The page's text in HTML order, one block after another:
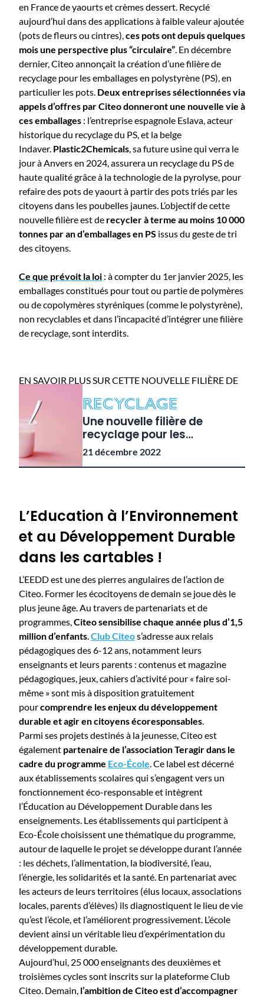
en France de yaourts et crèmes dessert. Recyclé
aujourd’hui dans des applications à faible valeur ajoutée
(pots de fleurs ou cintres), ces pots ont depuis quelques
mois une perspective plus “circulaire” . En décembre
dernier, Citeo annonçait la création d’une filière de
recyclage pour les emballages en polystyrène (PS), en
particulier les pots. Deux entreprises sélectionnées via
appels d’offres par Citeo donneront une nouvelle vie à
ces emballages : l’entreprise espagnole Eslava, acteur
historique du recyclage du PS, et la belge
Indaver. Plastic2Chemicals , sa future usine qui verra le
jour à Anvers en 2024, assurera un recyclage du PS de
haute qualité grâce à la technologie de la pyrolyse, pour
refaire des pots de yaourt à partir des pots triés par les
citoyens dans les poubelles jaunes. L’objectif de cette
nouvelle filière est de recycler à terme au moins 10 000
tonnes par an d’emballages en PS issus du geste de tri
des citoyens.
Ce que prévoit la loi : à compter du 1er janvier 2025, les
emballages constitués pour tout ou partie de polymères
ou de copolymères styréniques (comme le polystyrène),
non recyclables et dans l’incapacité d’intégrer une filière
de recyclage, sont interdits.
EN SAVOIR PLUS SUR CETTE NOUVELLE FILIÈRE DE
Recyclage
Une nouvelle filière de
recyclage pour les
emballages en polystyrène
21 décembre 2022
L’Education à l’Environnement
et au Développement Durable
dans les cartables !
L’EEDD est une des pierres angulaires de l’action de
Citeo. Former les écocitoyens de demain se joue dès le
plus jeune âge. Au travers de partenariats et de
programmes, Citeo sensibilise chaque année plus d’1,5
million d’enfants Club Citeos’adresse aux relais
pédagogiques des 6-12 ans, notamment leurs
enseignants et leurs parents : contenus et magazine
pédagogiques, jeux, cahiers d’activité pour « faire soi-
même » sont mis à disposition gratuitement
pourcomprendre les enjeux du développement
durable et agir en citoyens écoresponsables
Parmi ses projets destinés à la jeunesse, Citeo est
également partenaire de l’association Teragir dans le
cadre du programme Eco-École . Ce label est décerné
aux établissements scolaires qui s’engagent vers un
fonctionnement éco-responsable et intègrent
l’Éducation au Développement Durable dans les
enseignements. Les établissements qui participent à
Eco-École choisissent une thématique du programme,
autour de laquelle le projet se développe durant l’année
: les déchets, l’alimentation, la biodiversité, l’eau,
l’énergie, les solidarités et la santé. En partenariat avec
les acteurs de leurs territoires (élus locaux, associations
locales, parents d’élèves) ils diagnostiquent le lieu de vie
qu’est l’école, et l’améliorent progressivement. L’école
devient ainsi un véritable lieu d’expérimentation du
développement durable.
Aujourd’hui, 25 000 enseignants des deuxièmes et
troisièmes cycles sont inscrits sur la plateforme Club
Citeo. Demain, l’ambition de Citeo est d’accompagner